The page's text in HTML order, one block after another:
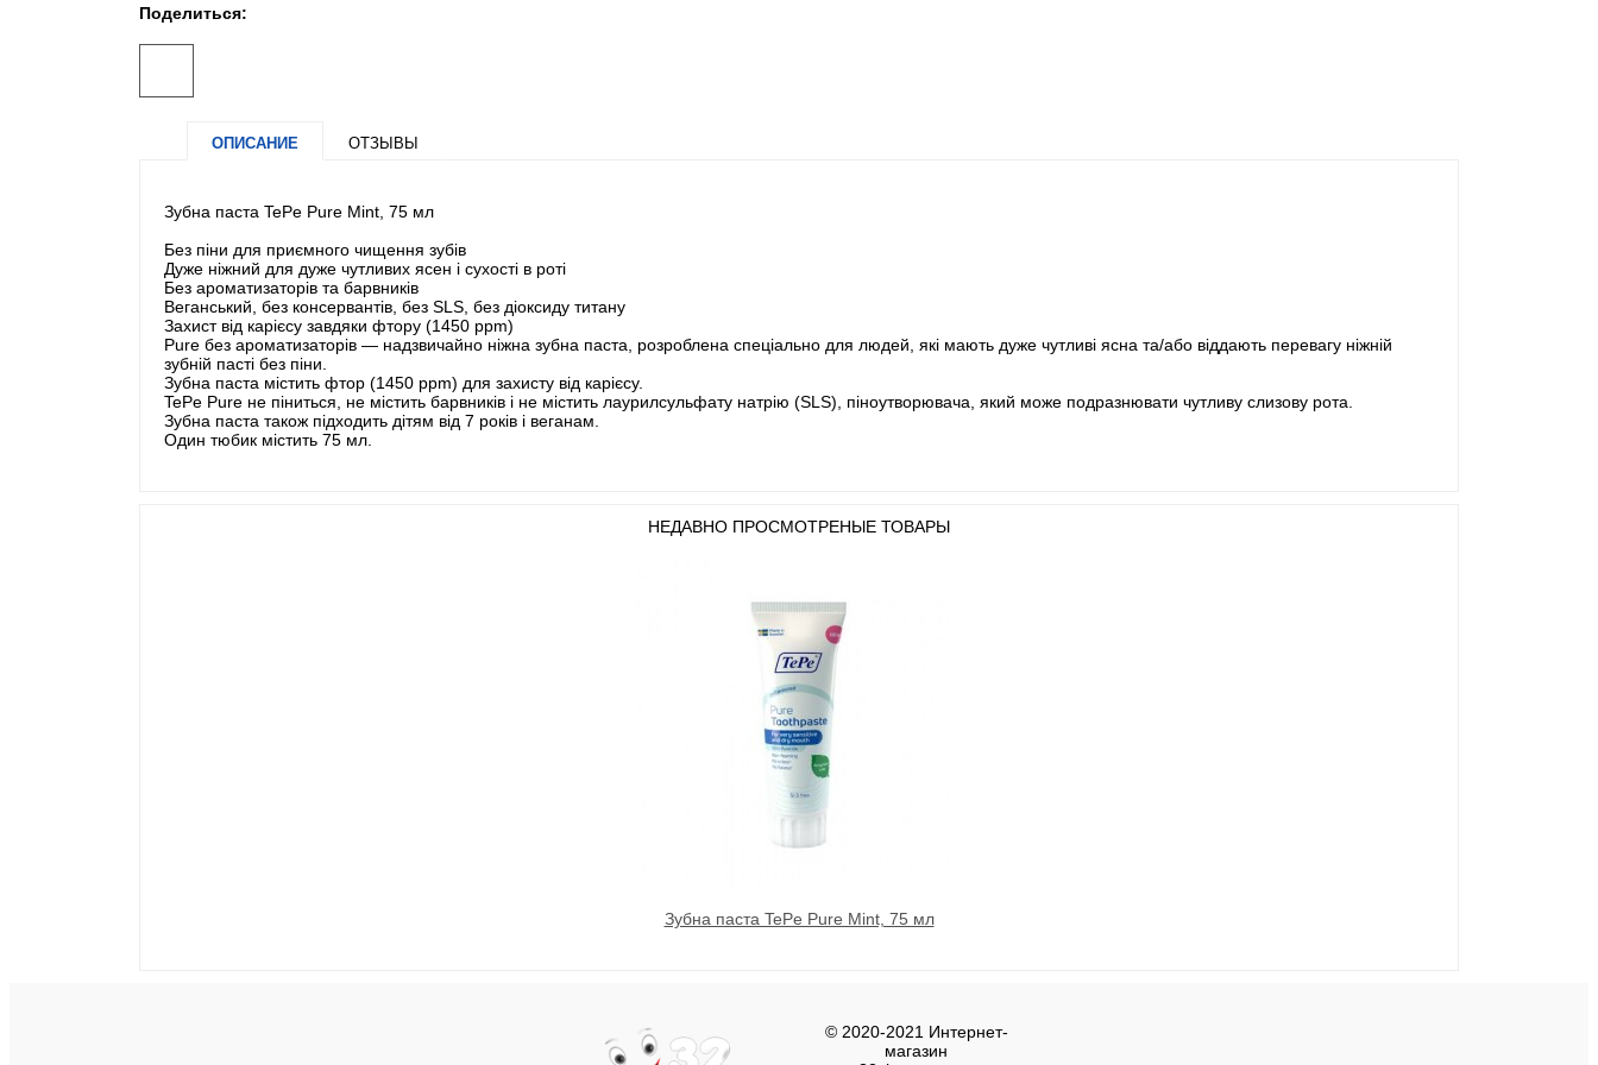
Поделиться:
ОПИСАНИЕ ОТЗЫВЫ
Зубна паста TePe Pure Mint, 75 мл
Без піни для приємного чищення зубів
Дуже ніжний для дуже чутливих ясен і сухості в роті
Без ароматизаторів та барвників
Веганський, без консервантів, без SLS, без діоксиду титану
Захист від карієсу завдяки фтору (1450 ppm)
Pure без ароматизаторів — надзвичайно ніжна зубна паста, розроблена спеціально для людей, які мають дуже чутливі ясна та/або віддають перевагу ніжній
зубній пасті без піни.
Зубна паста містить фтор (1450 ppm) для захисту від карієсу.
TePe Pure не піниться, не містить барвників і не містить лаурилсульфату натрію (SLS), піноутворювача, який може подразнювати чутливу слизову рота.
Зубна паста також підходить дітям від 7 років і веганам.
Один тюбик містить 75 мл.
НЕДАВНО ПРОСМОТРЕНЫЕ ТОВАРЫ
Зубна паста TePe Pure Mint, 75 мл
© 2020-2021 Интернет-
магазин